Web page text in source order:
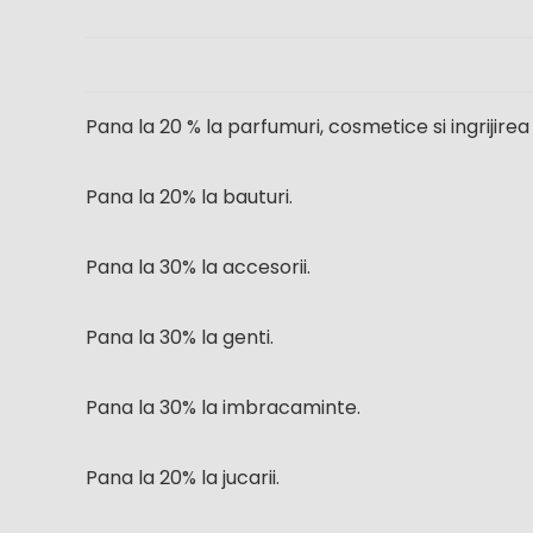
Pana la 20 % la parfumuri, cosmetice si ingrijirea
Pana la 20% la bauturi.
Pana la 30% la accesorii.
Pana la 30% la genti.
Pana la 30% la imbracaminte.
Pana la 20% la jucarii.